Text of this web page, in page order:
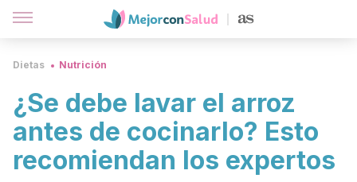
Dietas Nutrición
¿Se debe lavar el arroz
antes de cocinarlo? Esto
recomiendan los expertos